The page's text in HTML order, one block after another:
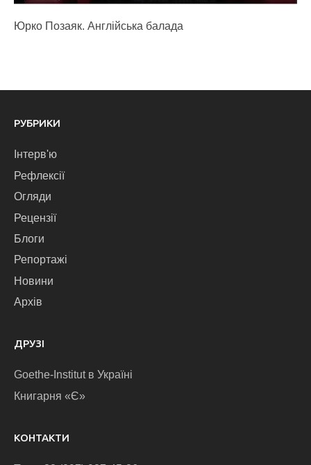
Юрко Позаяк. Англійська балада
РУБРИКИ
Інтерв'ю
Рефлексії
Огляди
Рецензії
Блоги
Репортажі
Новини
Архів
ДРУЗІ
Goethe-Institut в Україні
Книгарня «Є»
КОНТАКТИ